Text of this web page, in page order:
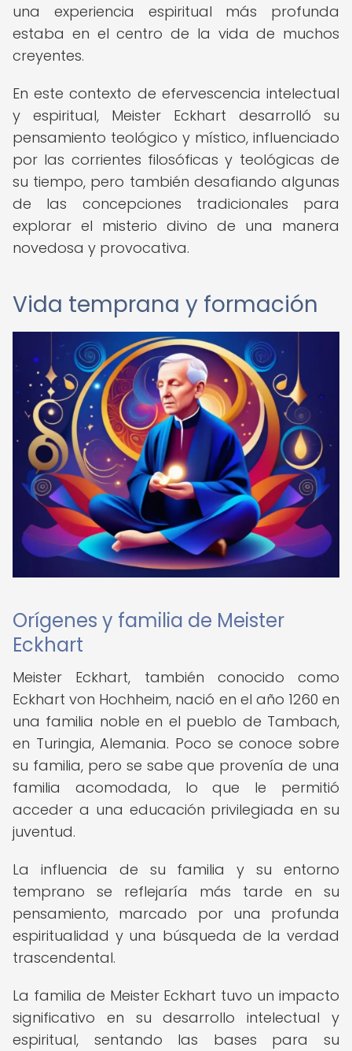
una experiencia espiritual más profunda
estaba en el centro de la vida de muchos
creyentes.
En este contexto de efervescencia intelectual
y espiritual, Meister Eckhart desarrolló su
pensamiento teológico y místico, influenciado
por las corrientes filosóficas y teológicas de
su tiempo, pero también desafiando algunas
de las concepciones tradicionales para
explorar el misterio divino de una manera
novedosa y provocativa.
Vida temprana y formación
Orígenes y familia de Meister
Eckhart
Meister Eckhart, también conocido como
Eckhart von Hochheim, nació en el año 1260 en
una familia noble en el pueblo de Tambach,
en Turingia, Alemania. Poco se conoce sobre
su familia, pero se sabe que provenía de una
familia acomodada, lo que le permitió
acceder a una educación privilegiada en su
juventud.
La influencia de su familia y su entorno
temprano se reflejaría más tarde en su
pensamiento, marcado por una profunda
espiritualidad y una búsqueda de la verdad
trascendental.
La familia de Meister Eckhart tuvo un impacto
significativo en su desarrollo intelectual y
espiritual, sentando las bases para su